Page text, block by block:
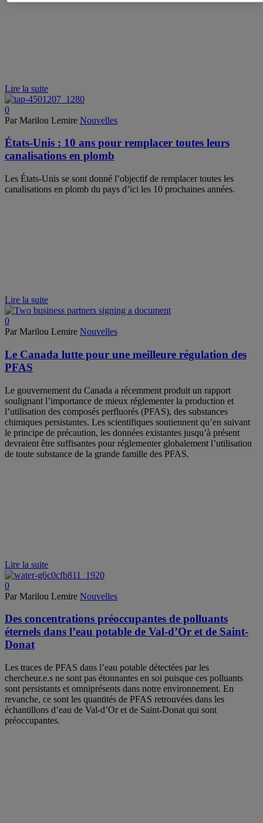
Lire la suite
0
Par Marilou Lemire Nouvelles
États-Unis : 10 ans pour remplacer toutes leurs
canalisations en plomb
Les États-Unis se sont donné l’objectif de remplacer toutes les
canalisations en plomb du pays d’ici les 10 prochaines années.
Lire la suite
0
Par Marilou Lemire Nouvelles
Le Canada lutte pour une meilleure régulation des
PFAS
Le gouvernement du Canada a récemment produit un rapport
soulignant l’importance de mieux réglementer la production et
l’utilisation des composés perfluorés (PFAS), des substances
chimiques persistantes. Les scientifiques soutiennent qu’en suivant
le principe de précaution, les données existantes jusqu’à présent
devraient être suffisantes pour réglementer globalement l’utilisation
de toute substance de la grande famille des PFAS.
Lire la suite
0
Par Marilou Lemire Nouvelles
Des concentrations préoccupantes de polluants
éternels dans l’eau potable de Val-d’Or et de Saint-
Donat
Les traces de PFAS dans l’eau potable détectées par les
chercheur.e.s ne sont pas étonnantes en soi puisque ces polluants
sont persistants et omniprésents dans notre environnement. En
revanche, ce sont les quantités de PFAS retrouvées dans les
échantillons d’eau de Val-d’Or et de Saint-Donat qui sont
préoccupantes.